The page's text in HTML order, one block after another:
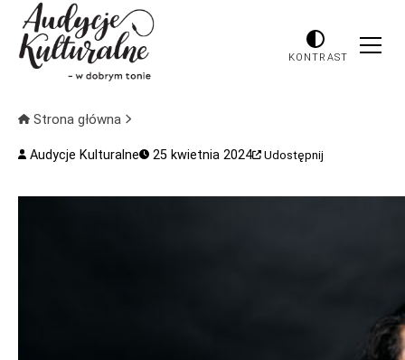
KONTRAST
Strona główna
Audycje Kulturalne 25 kwietnia 2024 Udostępnij